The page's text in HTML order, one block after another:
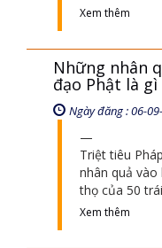
Xem thêm
Những nhân
đạo Phật là gì
Ngày đăng : 06-
Triệt tiêu
nhân quả
thọ của 50
Xem thêm